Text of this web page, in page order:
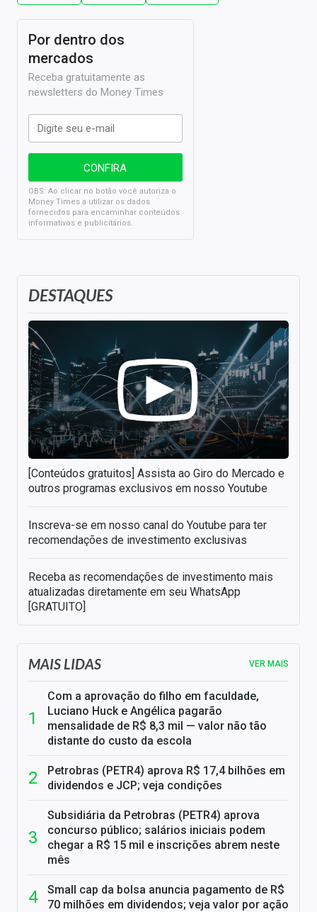
DESTAQUES
[Conteúdos gratuitos] Assista ao Giro do Mercado e
outros programas exclusivos em nosso Youtube
Inscreva-se em nosso canal do Youtube para ter
recomendações de investimento exclusivas
Receba as recomendações de investimento mais
atualizadas diretamente em seu WhatsApp
[GRATUITO]
Por dentro dos
mercados
Receba gratuitamente as
newsletters do Money Times
OBS: Ao clicar no botão você autoriza o
Money Times a utilizar os dados
fornecidos para encaminhar conteúdos
informativos e publicitários.
MAIS LIDAS VER MAIS
Com a aprovação do filho em faculdade,
Luciano Huck e Angélica pagarão
mensalidade de R$ 8,3 mil — valor não tão
distante do custo da escola
Petrobras (PETR4) aprova R$ 17,4 bilhões em
dividendos e JCP; veja condições
Subsidiária da Petrobras (PETR4) aprova
concurso público; salários iniciais podem
chegar a R$ 15 mil e inscrições abrem neste
mês
Small cap da bolsa anuncia pagamento de R$
70 milhões em dividendos; veja valor por ação